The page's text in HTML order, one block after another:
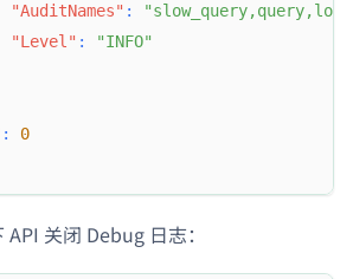
"AuditNames" :
"Level" :
"INFO"
:
0
关闭 Debug 日志：